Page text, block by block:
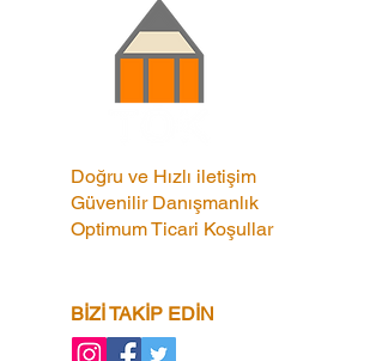
Doğru ve Hızlı iletişim
Güvenilir Danışmanlık
Optimum Ticari Koşullar
BİZİ TAKİP EDİN